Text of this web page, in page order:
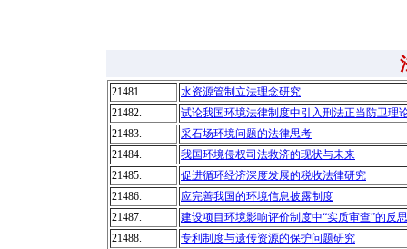
21481.
水资源管制立法理念研究
21482.
试论我国环境法律制度中引入刑法正当防卫理
21483.
采石场环境问题的法律思考
21484.
我国环境侵权司法救济的现状与未来
21485.
促进循环经济深度发展的税收法律研究
21486.
应完善我国的环境信息披露制度
21487.
建设项目环境影响评价制度中“实质审查”的反思
21488.
专利制度与遗传资源的保护问题研究